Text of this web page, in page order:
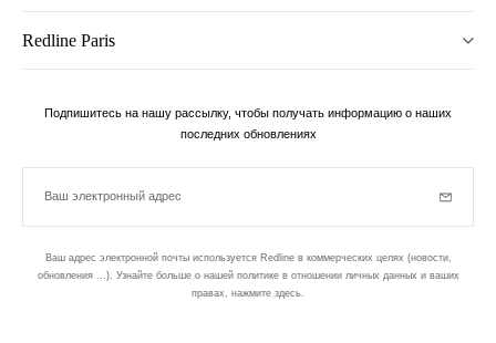
Redline Paris
Подпишитесь на нашу рассылку, чтобы получать информацию о наших
последних обновлениях
Ваш электронный адрес
Ваш адрес электронной почты используется Redline в коммерческих целях (новости,
обновления ...). Узнайте больше о нашей политике в отношении личных данных и ваших
правах, нажмите здесь